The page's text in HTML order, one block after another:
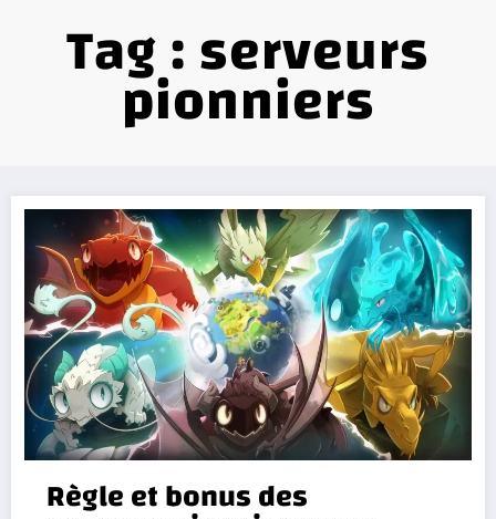
Tag : serveurs
pionniers
Règle et bonus des